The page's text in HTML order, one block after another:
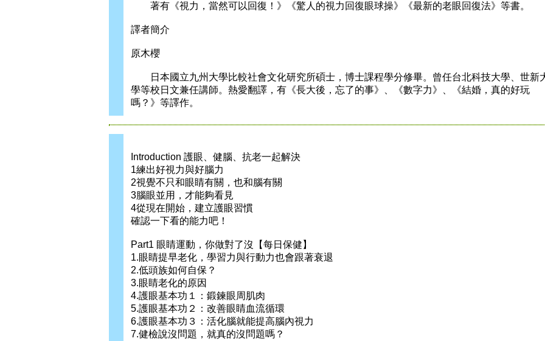
著有《視力，當然可以回復！》《驚人的視力回復眼球操》《最新的老眼回復法》等書。
譯者簡介
原木櫻
日本國立九州大學比較社會文化研究所碩士，博士課程學分修畢。曾任台北科技大學、世新
學等校日文兼任講師。熱愛翻譯，有《長大後，忘了的事》、《數字力》、《結婚，真的好玩
嗎？》等譯作。
Introduction 護眼、健腦、抗老一起解決
1練出好視力與好腦力
2視覺不只和眼睛有關，也和腦有關
3腦眼並用，才能夠看見
4從現在開始，建立護眼習慣
確認一下看的能力吧！
Part1 眼睛運動，你做對了沒【每日保健】
1.眼睛提早老化，學習力與行動力也會跟著衰退
2.低頭族如何自保？
3.眼睛老化的原因
4.護眼基本功１：鍛鍊眼周肌肉
5.護眼基本功２：改善眼睛血流循環
6.護眼基本功３：活化腦就能提高腦內視力
7.健檢說沒問題，就真的沒問題嗎？